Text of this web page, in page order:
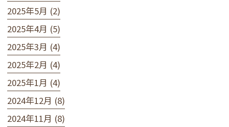
2025年5月 (2)
2025年4月 (5)
2025年3月 (4)
2025年2月 (4)
2025年1月 (4)
2024年12月 (8)
2024年11月 (8)